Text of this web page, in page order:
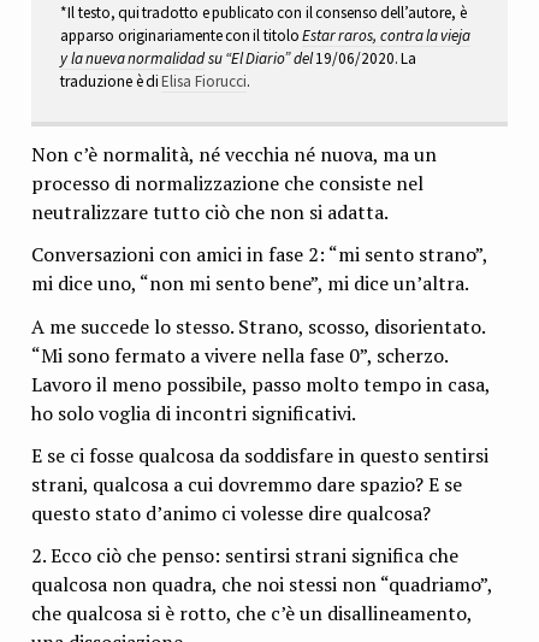
*Il testo, qui tradotto e publicato con il consenso dell’autore, è
apparso originariamente con il titoloEstar raros, contra la vieja
y la nueva normalidadsu “El Diario” del19/06/2020. La
traduzione è diElisa Fiorucci.
Non c’è normalità, né vecchia né nuova, ma un
processo di normalizzazione che consiste nel
neutralizzare tutto ciò che non si adatta.
Conversazioni con amici in fase 2: “mi sento strano”,
mi dice uno, “non mi sento bene”, mi dice un’altra.
A me succede lo stesso. Strano, scosso, disorientato.
“Mi sono fermato a vivere nella fase 0”, scherzo.
Lavoro il meno possibile, passo molto tempo in casa,
ho solo voglia di incontri significativi.
E se ci fosse qualcosa da soddisfare in questo sentirsi
strani, qualcosa a cui dovremmo dare spazio? E se
questo stato d’animo ci volesse dire qualcosa?
2. Ecco ciò che penso: sentirsi strani significa che
qualcosa non quadra, che noi stessi non “quadriamo”,
che qualcosa si è rotto, che c’è un disallineamento,